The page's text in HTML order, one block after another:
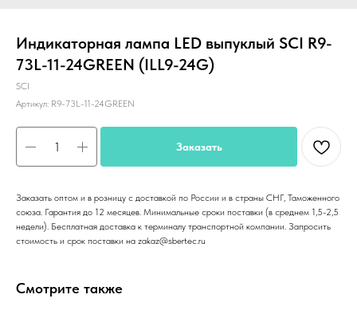
Индикаторная лампа LED выпуклый SCI R9-
73L-11-24GREEN (ILL9-24G)
SCI
Артикул: R9-73L-11-24GREEN
Заказать
Заказать оптом и в розницу с доставкой по России и в страны СНГ, Таможенного
союза. Гарантия до 12 месяцев. Минимальные сроки поставки (в среднем 1,5-2,5
недели). Бесплатная доставка к терминалу транспортной компании. Запросить
стоимость и срок поставки на zakaz@sbertec.ru
Смотрите также